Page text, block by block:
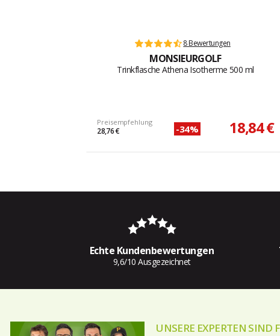
8 Bewertungen
MONSIEURGOLF
Trinkflasche Athena Isotherme 500 ml
Preisempfehlung
28,76 € -34% 18,84 €
Echte Kundenbewertungen
9,6/10 Ausgezeichnet
UNSERE EXPERTEN SIND